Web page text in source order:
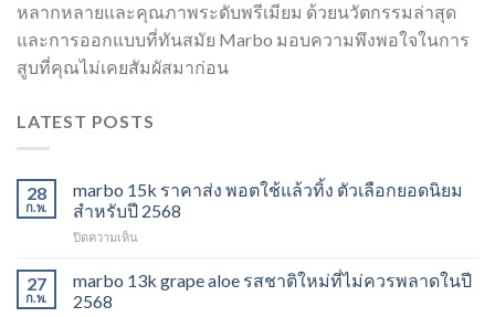
หลากหลายและคุณภาพระดับพรีเมียม ด้วยนวัตกรรมล่าสุด
และการออกแบบที่ทันสมัย Marbo มอบความพึงพอใจในการ
สูบที่คุณไม่เคยสัมผัสมาก่อน
LATEST POSTS
28
ก.พ.
marbo 15k ราคาส่ง พอตใช้แล้วทิ้ง ตัวเลือกยอดนิยม
สำหรับปี 2568
ปิดความเห็น
15k
ราคา
27
ก.พ.
marbo 13k grape aloe รสชาติใหม่ที่ไม่ควรพลาดในปี
2568